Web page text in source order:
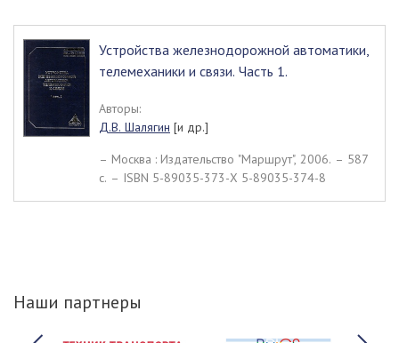
Устройства железнодорожной автоматики,
телемеханики и связи. Часть 1.
Авторы:
Д.В. Шалягин [и др.]
– Москва : Издательство "Маршрут", 2006. – 587
c. – ISBN 5-89035-373-Х 5-89035-374-8
Наши партнеры